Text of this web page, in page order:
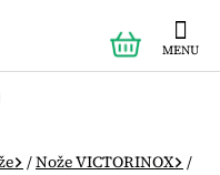
KOŠÍK
/Nože VICTORINOX /